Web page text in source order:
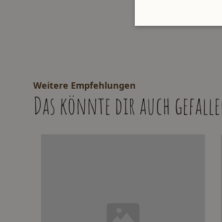
Weitere Empfehlungen
Das könnte dir auch